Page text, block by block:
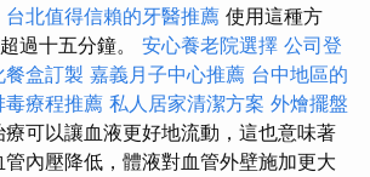
台北值得信賴的牙醫推薦 使用這種方
過十五分鐘。 安心養老院選擇 公司登
餐盒訂製 嘉義月子中心推薦 台中地區的
毒療程推薦 私人居家清潔方案 外燴擺盤
療可以讓血液更好地流動，這也意味著
內壓降低，體液對血管外壁施加更大